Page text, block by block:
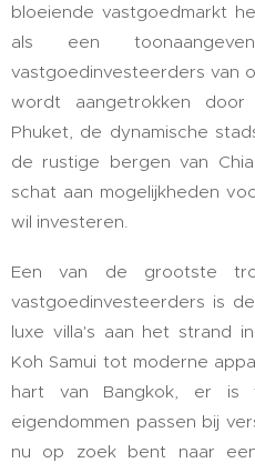
bloeiende vastgoedmarkt
als een
vastgoedinvesteerders van
wordt aangetrokken
Phuket, de dynamische
de rustige bergen van
schat aan mogelijkheden
wil investeren.
Een van de grootste
vastgoedinvesteerders is
luxe villa's aan het strand
Koh Samui tot moderne
hart van Bangkok, er is
eigendommen passen bij
nu op zoek bent naar